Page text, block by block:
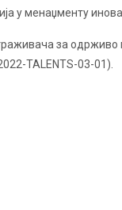
у менаџменту
за
TALENTS-03-01).